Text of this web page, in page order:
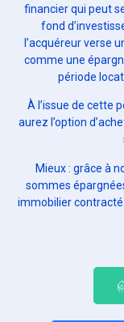
financier qui peut
fond
l’acquéreur verse
comme une
période
À l’issue de cette
aurez l’option
Mieux : grâce à
sommes
immobilier contracté